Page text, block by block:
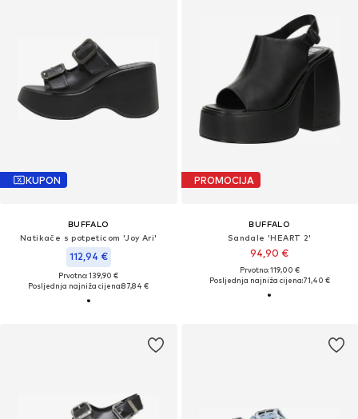
KUPON
BUFFALO
Natikače s potpeticom 'Joy Ari'
112,94 €
Prvotno: 139,90 €
Posljednja najniža cijena:87,84 €
PROMOCIJA
BUFFALO
Sandale 'HEART 2'
94,90 €
Prvotno: 119,00 €
Posljednja najniža cijena:71,40 €